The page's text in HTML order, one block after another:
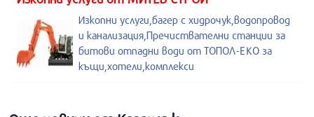
Изкопни услуги,багер с хидрочук,водопровод
и канализация,Пречиствателни станции за
битови отпадни води от ТОПОЛ-ЕКО за
къщи,хотели,комплекси